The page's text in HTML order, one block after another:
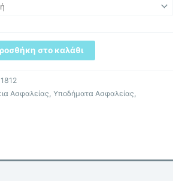
στο καλάθι
1812
Ασφαλείας, Υποδήματα Ασφαλείας,